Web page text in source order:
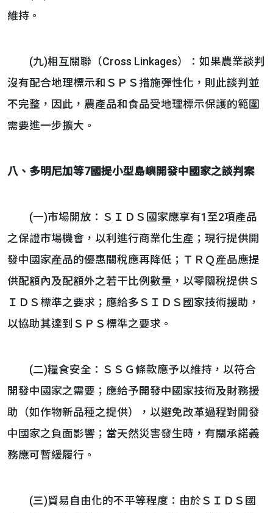
維持。
(九)相互關聯（Cross Linkages）：如果農業談判
沒有配合地理標示和ＳＰＳ措施彈性化，則此談判並
不完整，因此，農產品和食品受地理標示保護的範圍
需要進一步擴大。
八、多明尼加等7國提小型島嶼開發中國家之談判案
(一)市場開放：ＳＩＤＳ國家應享有1至2項產品
之保證市場機會，以利進行商業化生產；現行提供開
發中國家產品的優惠關稅應再降低；ＴＲＱ產品應提
供配額內及配額外之若干比例數量，以零關稅提供Ｓ
ＩＤＳ標準之要求；應給多ＳＩＤＳ國家技術援助，
以協助其達到ＳＰＳ標準之要求。
(二)糧食安全：ＳＳＧ條款應予以維持，以符合
開發中國家之需要；應給予開發中國家技術及財務援
助（如作物新品種之提供），以避免改革過程對開發
中國家之負面影響；當天然災害發生時，有關承諾義
務應可暫緩履行。
(三)貿易自由化的不平等程度：由於ＳＩＤＳ國